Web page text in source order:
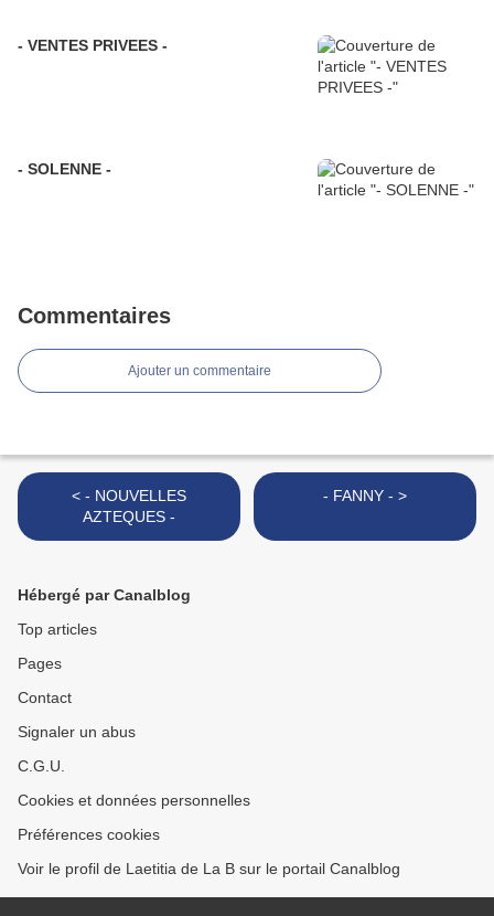
- VENTES PRIVEES -
- SOLENNE -
Commentaires
Ajouter un commentaire
< - NOUVELLES
AZTEQUES -
- FANNY - >
Hébergé par Canalblog
Top articles
Pages
Contact
Signaler un abus
C.G.U.
Cookies et données personnelles
Préférences cookies
Voir le profil de Laetitia de La B sur le portail Canalblog